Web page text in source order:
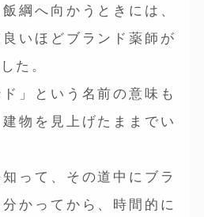
綱へ向かうときには、
いほどブランド薬師が
た。
」という名前の意味も
物を見上げたままでい
って、その道中にブラ
かってから、時間的に